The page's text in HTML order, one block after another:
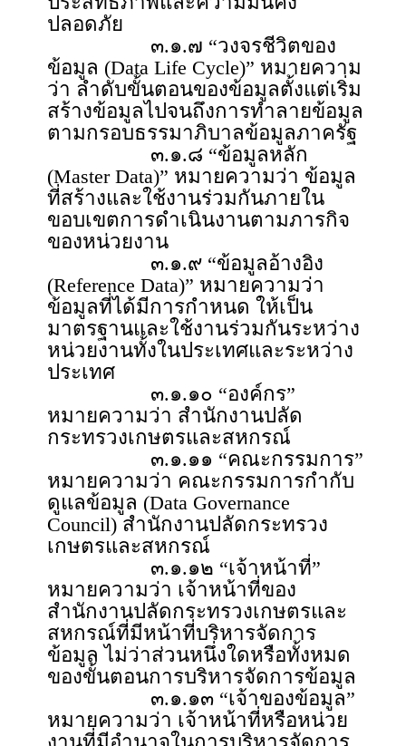
ปลอดภัย
๓.๑.๗ “วงจรชีวิตของ
ข้อมูล (Data Life Cycle)” หมายความ
ว่า ลำดับขั้นตอนของข้อมูลตั้งแต่เริ่ม
สร้างข้อมูลไปจนถึงการทำลายข้อมูล
ตามกรอบธรรมาภิบาลข้อมูลภาครัฐ
๓.๑.๘ “ข้อมูลหลัก
(Master Data)” หมายความว่า ข้อมูล
ที่สร้างและใช้งานร่วมกันภายใน
ขอบเขตการดำเนินงานตามภารกิจ
ของหน่วยงาน
๓.๑.๙ “ข้อมูลอ้างอิง
(Reference Data)” หมายความว่า
ข้อมูลที่ได้มีการกำหนด ให้เป็น
มาตรฐานและใช้งานร่วมกันระหว่าง
หน่วยงานทั้งในประเทศและระหว่าง
ประเทศ
๓.๑.๑๐ “องค์กร”
หมายความว่า สำนักงานปลัด
กระทรวงเกษตรและสหกรณ์
๓.๑.๑๑ “คณะกรรมการ”
หมายความว่า คณะกรรมการกำกับ
ดูแลข้อมูล (Data Governance
Council) สำนักงานปลัดกระทรวง
เกษตรและสหกรณ์
๓.๑.๑๒ “เจ้าหน้าที่”
หมายความว่า เจ้าหน้าที่ของ
สำนักงานปลัดกระทรวงเกษตรและ
สหกรณ์ที่มีหน้าที่บริหารจัดการ
ข้อมูล ไม่ว่าส่วนหนึ่งใดหรือทั้งหมด
ของขั้นตอนการบริหารจัดการข้อมูล
๓.๑.๑๓ “เจ้าของข้อมูล”
หมายความว่า เจ้าหน้าที่หรือหน่วย